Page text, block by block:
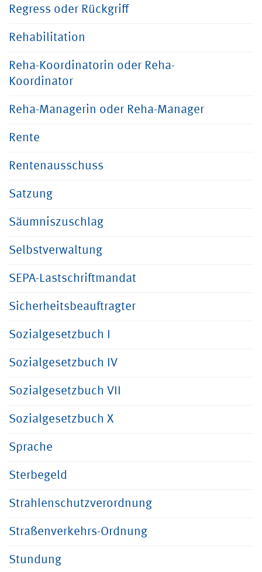
Regress oder Rückgriff
Rehabilitation
Reha-Koordinatorin oder Reha-
Koordinator
Reha-Managerin oder Reha-Manager
Rente
Rentenausschuss
Satzung
Säumniszuschlag
Selbstverwaltung
SEPA-Lastschriftmandat
Sicherheitsbeauftragter
Sozialgesetzbuch I
Sozialgesetzbuch IV
Sozialgesetzbuch VII
Sozialgesetzbuch X
Sprache
Sterbegeld
Strahlenschutzverordnung
Straßenverkehrs-Ordnung
Stundung